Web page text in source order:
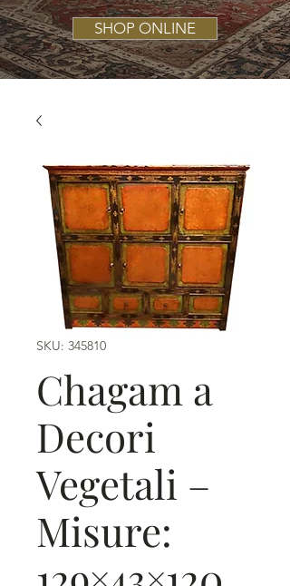
SHOP ONLINE
SKU: 345810
Chagam a
Decori
Vegetali –
Misure: